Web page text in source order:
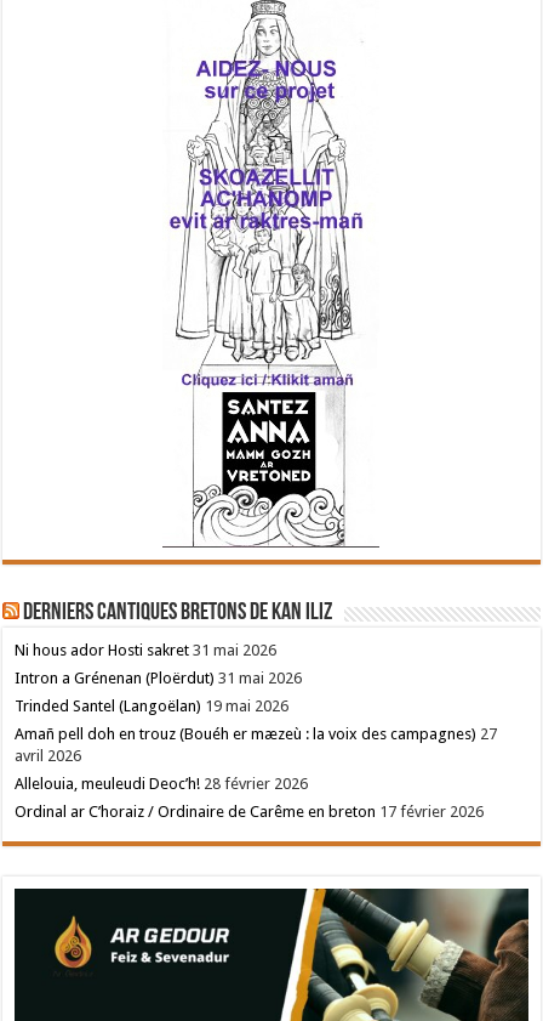
Derniers cantiques bretons de Kan Iliz
Ni hous ador Hosti sakret 31 mai 2026
Intron a Grénenan (Ploërdut) 31 mai 2026
Trinded Santel (Langoëlan) 19 mai 2026
Amañ pell doh en trouz (Bouéh er mæzeù : la voix des campagnes) 27
avril 2026
Allelouia, meuleudi Deoc’h! 28 février 2026
Ordinal ar C’horaiz / Ordinaire de Carême en breton 17 février 2026